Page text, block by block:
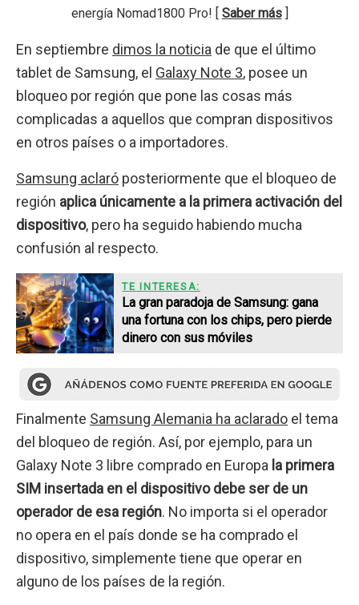
energía Nomad1800 Pro! [ Saber más]
En septiembre dimos la noticia de que el último
tablet de Samsung, el Galaxy Note 3, posee un
bloqueo por región que pone las cosas más
complicadas a aquellos que compran dispositivos
en otros países o a importadores.
Samsung aclaró posteriormente que el bloqueo de
región aplica únicamente a la primera activación del
dispositivo, pero ha seguido habiendo mucha
confusión al respecto.
TE INTERESA:
La gran paradoja de Samsung: gana
una fortuna con los chips, pero pierde
dinero con sus móviles
Finalmente Samsung Alemania ha aclarado el tema
del bloqueo de región. Así, por ejemplo, para un
Galaxy Note 3 libre comprado en Europa la primera
SIM insertada en el dispositivo debe ser de un
operador de esa región. No importa si el operador
no opera en el país donde se ha comprado el
dispositivo, simplemente tiene que operar en
alguno de los países de la región.